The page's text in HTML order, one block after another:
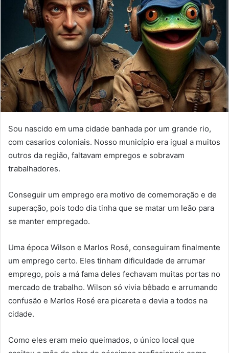
Sou nascido em uma cidade banhada por um grande rio,
com casarios coloniais. Nosso município era igual a muitos
outros da região, faltavam empregos e sobravam
trabalhadores.
Conseguir um emprego era motivo de comemoração e de
superação, pois todo dia tinha que se matar um leão para
se manter empregado.
Uma época Wilson e Marlos Rosé, conseguiram finalmente
um emprego certo. Eles tinham dificuldade de arrumar
emprego, pois a má fama deles fechavam muitas portas no
mercado de trabalho. Wilson só vivia bêbado e arrumando
confusão e Marlos Rosé era picareta e devia a todos na
cidade.
Como eles eram meio queimados, o único local que